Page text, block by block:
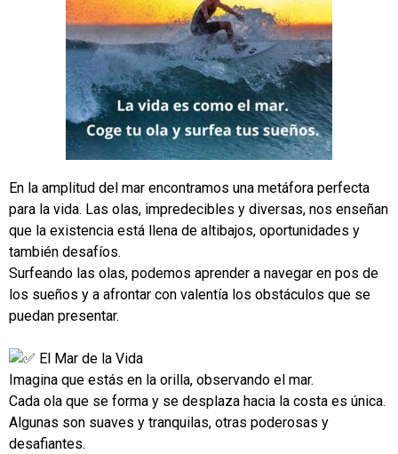
En la amplitud del mar encontramos una metáfora perfecta
para la vida. Las olas, impredecibles y diversas, nos enseñan
que la existencia está llena de altibajos, oportunidades y
también desafíos.
Surfeando las olas, podemos aprender a navegar en pos de
los sueños y a afrontar con valentía los obstáculos que se
puedan presentar.
El Mar de la Vida
Imagina que estás en la orilla, observando el mar.
Cada ola que se forma y se desplaza hacia la costa es única.
Algunas son suaves y tranquilas, otras poderosas y
desafiantes.